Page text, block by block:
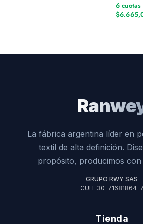
6
La fábrica argentina líder en
textil de alta definición.
propósito, producimos con
GRUPO RWY SAS
CUIT 30-71681864-7
Tienda